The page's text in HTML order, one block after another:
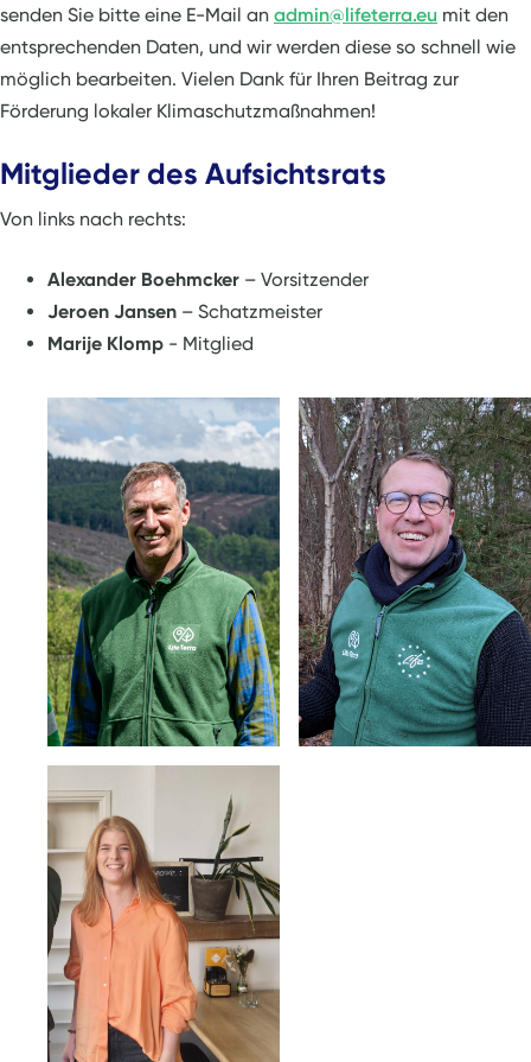
senden Sie bitte eine E-Mail an admin@lifeterra.eu mit den
entsprechenden Daten, und wir werden diese so schnell wie
möglich bearbeiten. Vielen Dank für Ihren Beitrag zur
Förderung lokaler Klimaschutzmaßnahmen!
Mitglieder des Aufsichtsrats
Von links nach rechts:
Alexander Boehmcker – Vorsitzender
Jeroen Jansen – Schatzmeister
Marije Klomp - Mitglied